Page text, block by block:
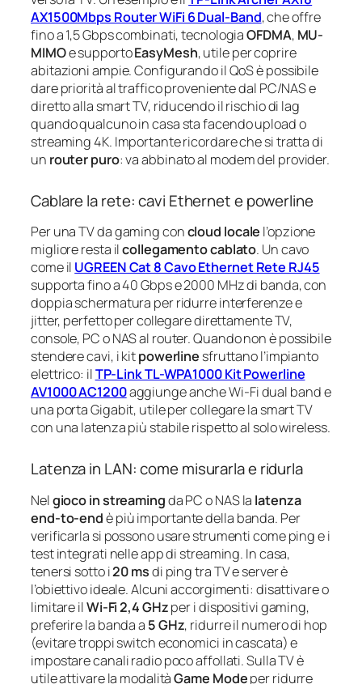
AX1500Mbps Router WiFi 6 Dual-Band, che offre
fino a 1,5 Gbps combinati, tecnologiaOFDMA, MU-
MIMOe supportoEasyMesh, utile per coprire
abitazioni ampie. Configurando il QoS è possibile
dare priorità al traffico proveniente dal PC/NAS e
diretto alla smart TV, riducendo il rischio di lag
quando qualcuno in casa sta facendo upload o
streaming 4K. Importante ricordare che si tratta di
un router puro: va abbinato al modem del provider.
Cablare la rete: cavi Ethernet e powerline
Per una TV da gaming concloud locale l’opzione
migliore resta ilcollegamento cablato. Un cavo
come il UGREEN Cat 8 Cavo Ethernet Rete RJ45
supporta fino a 40 Gbps e 2000 MHz di banda, con
doppia schermatura per ridurre interferenze e
jitter, perfetto per collegare direttamente TV,
console, PC o NAS al router. Quando non è possibile
stendere cavi, i kitpowerline sfruttano l’impianto
elettrico: ilTP-Link TL-WPA1000 Kit Powerline
AV1000 AC1200aggiunge anche Wi-Fi dual band e
una porta Gigabit, utile per collegare la smart TV
con una latenza più stabile rispetto al solo wireless.
Latenza in LAN: come misurarla e ridurla
Nelgioco in streamingda PC o NAS la latenza
end-to-endè più importante della banda. Per
verificarla si possono usare strumenti come ping e i
test integrati nelle app di streaming. In casa,
tenersi sotto i20 msdi ping tra TV e server è
l’obiettivo ideale. Alcuni accorgimenti: disattivare o
limitare ilWi-Fi 2,4 GHzper i dispositivi gaming,
preferire la banda a 5 GHz, ridurre il numero di hop
(evitare troppi switch economici in cascata) e
impostare canali radio poco affollati. Sulla TV è
utile attivare la modalitàGame Modeper ridurre